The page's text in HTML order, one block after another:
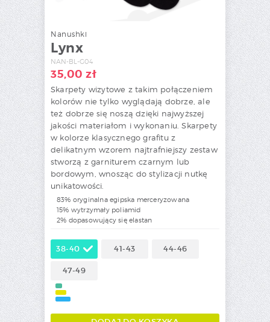
Nanushki
Lynx
NAN-BL-G04
35,00 zł
Skarpety wizytowe z takim połączeniem
kolorów nie tylko wyglądają dobrze, ale
też dobrze się noszą dzięki najwyższej
jakości materiałom i wykonaniu. Skarpety
w kolorze klasycznego grafitu z
delikatnym wzorem najtrafniejszy zestaw
stworzą z garniturem czarnym lub
bordowym, wnosząc do stylizacji nutkę
unikatowości.
83% oryginalna egipska merceryzowana
15% wytrzymały poliamid
2% dopasowujący się elastan
38-40 41-43 44-46
47-49